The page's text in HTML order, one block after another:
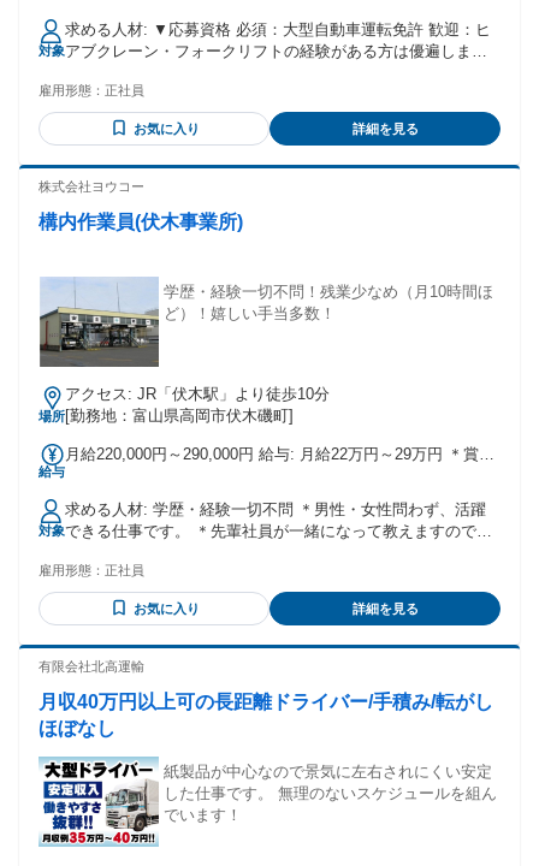
ブ未経験】３２万円（基本給28万＋残業代4万円）※残業15時
間想定 【ヒアブ経験者】３４万円（基本給28万＋職務手当1
万＋作業手当1万＋残業代4万円） ■賞与 年２回（７月・
１２月） ※昨年実績：基本給２カ月分（１カ月分を２回） ■
費支給（上限12,000円） ■職務手当・作業手当（各10,000
円：ヒアブ操作等の業務習熟度に基づき支給）
対象
求める人材: ▼応募資格 必須：大型自動車運転免許 歓迎：ヒ
アブクレーン・フォークリフトの経験がある方は優遍します
雇用形態： 正社員
お気に入り 詳細を見る
株式会社ヨウコー
構内作業員(伏木事業所)
学歴・経験一切不問！残業少なめ（月10時間ほ
ど）！嬉しい手当多数！
場所
アクセス: JR「伏木駅」より徒歩10分
[勤務地：富山県高岡市伏木磯町]
給与
月給220,000円～290,000円 給与: 月給22万円～29万円 ＊賞
（0～3万円） ・時間外手当 ・宿直手当（4500円/回） ・無事
故手当（3万5000円/3ヵ月毎） ・職務手当（0～1万5000円/
月） ・年末年始手当（3000円～5000円/歴日）
対象
求める人材: 学歴・経験一切不問 ＊男性・女性問わず、活躍
できる仕事です。 ＊先輩社員が一緒になって教えますので、
も大歓迎です。 ・ハローワークでお仕事探し中の方 ・お仕事
ブランクのある方 ・U・Iターン歓迎 ・長期勤務希望の方
雇用形態： 正社員
お気に入り 詳細を見る
有限会社北高運輸
月収40万円以上可の長距離ドライバー/手積み/転がし
ほぼなし
紙製品が中心なので景気に左右されにくい安定
した仕事です。 無理のないスケジュールを組ん
でいます！